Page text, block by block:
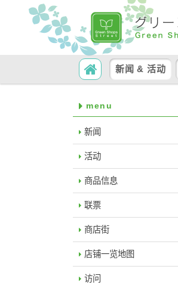
Search SKIP TO
新闻 & 活动
menu
新闻
活动
商品信息
联票
商店街
店铺一览地图
访问